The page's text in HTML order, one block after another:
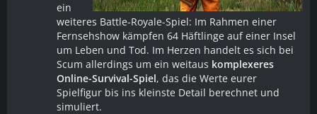
ein
weiteres Battle-Royale-Spiel: Im Rahmen einer
Fernsehshow kämpfen 64 Häftlinge auf einer Insel
um Leben und Tod. Im Herzen handelt es sich bei
Scum allerdings um ein weitaus komplexeres
Online-Survival-Spiel, das die Werte eurer
Spielfigur bis ins kleinste Detail berechnet und
simuliert.